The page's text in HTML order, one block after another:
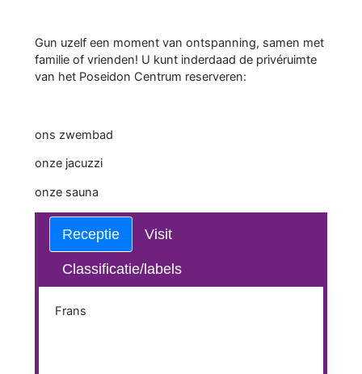
Gun uzelf een moment van ontspanning, samen met
familie of vrienden! U kunt inderdaad de privéruimte
van het Poseidon Centrum reserveren:
ons zwembad
onze jacuzzi
onze sauna
Receptie Visit
Classificatie/labels
Frans